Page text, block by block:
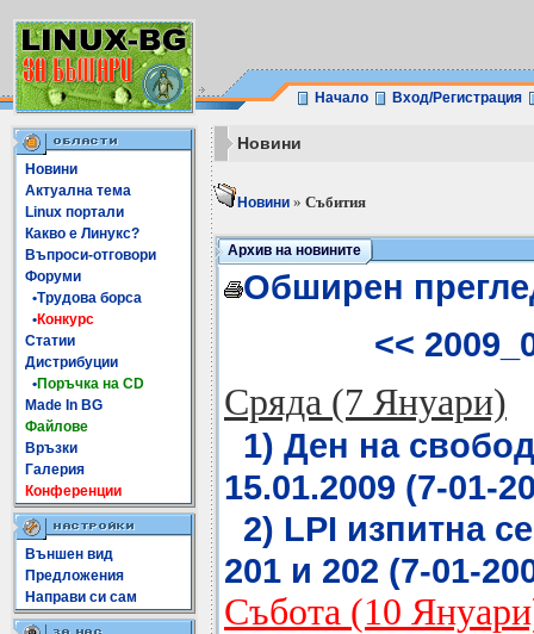
Начало Вход/Регистрация
Новини
Актуална тема
Linux портали
Какво е Линукс?
Въпроси-отговори
Форуми
•Трудова борса
•Конкурс
Статии
Дистрибуции
•Поръчка на CD
Made In BG
Файлове
Връзки
Галерия
Конференции
Външен вид
Предложения
Направи си сам
Новини
Новини » Събития
Архив на новините
Обширен
<<
Сряда (7 Януари)
1) Ден на
15.01.2009 (7-01-
2) LPI изпитна
201 и 202 (7-01-
Събота (10